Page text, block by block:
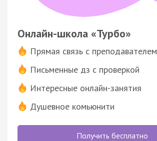
Онлайн-школа «Турбо»
Прямая связь с преподавателем
Письменные дз с проверкой
Интересные онлайн-занятия
Душевное комьюнити
Получить бесплатно